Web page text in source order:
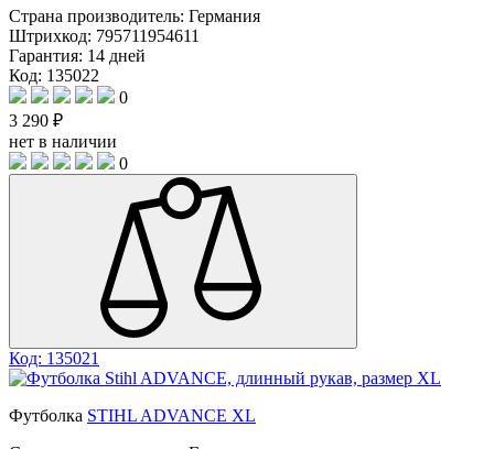
Страна производитель: Германия
Штрихкод: 795711954611
Гарантия: 14 дней
Код: 135022
0
3 290 ₽
нет в наличии
0
Код: 135021
Футболка STIHL ADVANCE XL